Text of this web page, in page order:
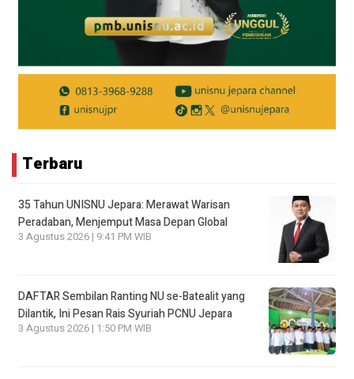
Terbaru
35 Tahun UNISNU Jepara: Merawat Warisan
Peradaban, Menjemput Masa Depan Global
3 Agustus 2026 | 9:41 PM WIB
DAFTAR Sembilan Ranting NU se-Batealit yang
Dilantik, Ini Pesan Rais Syuriah PCNU Jepara
3 Agustus 2026 | 1:50 PM WIB